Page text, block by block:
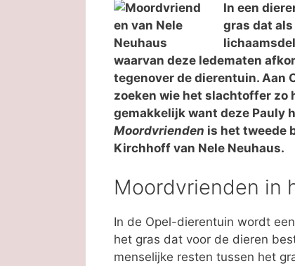
In een
gras dat
waarvan deze ledematen
tegenover de dierentuin. Aan
zoeken wie het slachtoffer zo
gemakkelijk want deze Pauly
Moordvrienden is het tweede
Kirchhoff van Nele Neuhaus.
Moordvrienden in
In de Opel-dierentuin wordt
het gras dat voor de dieren
menselijke resten tussen het